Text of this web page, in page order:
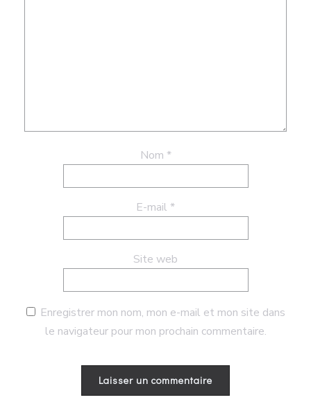
Nom *
E-mail *
Site web
Enregistrer mon nom, mon e-mail et mon site dans
le navigateur pour mon prochain commentaire.